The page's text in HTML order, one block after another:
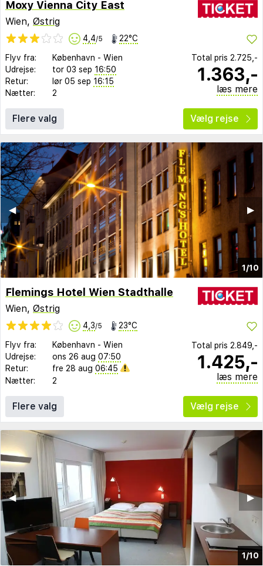
Moxy Vienna City East
Wien, Østrig
4,4/5 22°C
Flyv fra: København - Wien
Udrejse:
tor 03 sep 16:50
Retur:
lør 05 sep 16:15
Nætter:
2
Total pris 2.725,-
1.363,-
læs mere
Flere valg Vælg rejse
1/10
▶︎
◀︎
Flemings Hotel Wien Stadthalle
Wien, Østrig
4,3/5 23°C
Flyv fra: København - Wien
Udrejse:
ons 26 aug 07:50
Retur:
fre 28 aug 06:45
Nætter:
2
Total pris 2.849,-
1.425,-
læs mere
Flere valg Vælg rejse
1/10
▶︎
◀︎